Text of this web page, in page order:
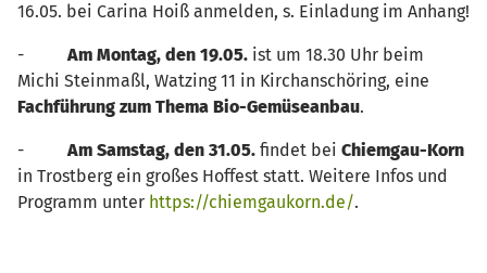
16.05. bei Carina Hoiß anmelden, s. Einladung im Anhang!
-Am Montag, den 19.05. ist um 18.30 Uhr beim
Michi Steinmaßl, Watzing 11 in Kirchanschöring, eine
Fachführung zum Thema Bio-Gemüseanbau.
-Am Samstag, den 31.05. findet bei Chiemgau-Korn
in Trostberg ein großes Hoffest statt. Weitere Infos und
Programm unter https://chiemgaukorn.de/.